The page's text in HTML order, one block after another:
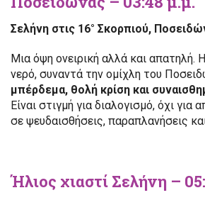
Σελήνη στις 16° Σκορπιού,
Μια όψη ονειρική αλλά και απατηλή.
νερό, συναντά την ομίχλη του
μπέρδεμα, θολή κρίση και
Είναι στιγμή για διαλογισμό, όχι
σε ψευδαισθήσεις, παραπλανήσεις
Ήλιος χιαστί Σελήνη –